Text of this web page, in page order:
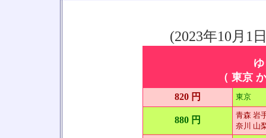
(2023年10月1
（ 東京
820 円 東京
880 円
青森 岩
奈川 山